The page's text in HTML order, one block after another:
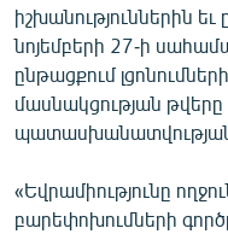
ԱՐԽԻՎ
ՏԵՍԱՆՅՈՒԹԵՐ
ԲԱՆԱՎԵՃ
ՓՈԴՔԱՍԹ
իշխանություններին եւ
նոյեմբերի 27-ի
ընթացքում
մասնակցության թվերը
«Եվրամիությունը
բարեփոխումների